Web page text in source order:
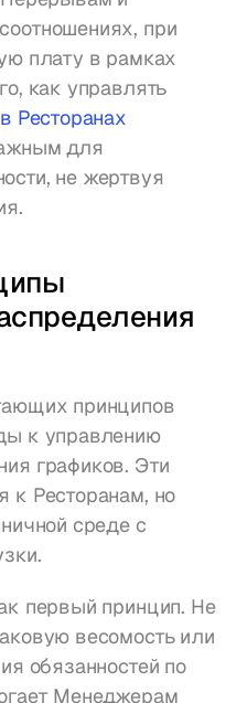
при
плату в рамках
Ресторанах
для
не жертвуя
принципов
к управлению
графиков. Эти
к Ресторанам, но
среде с
первый принцип. Не
весомость или
обязанностей по
Менеджерам